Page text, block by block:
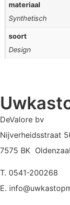
materiaal
Synthetisch
soort
Design
DeValore bv
Nijverheidsstraat
7575 BK Oldenzaal
T. 0541-200268
E.